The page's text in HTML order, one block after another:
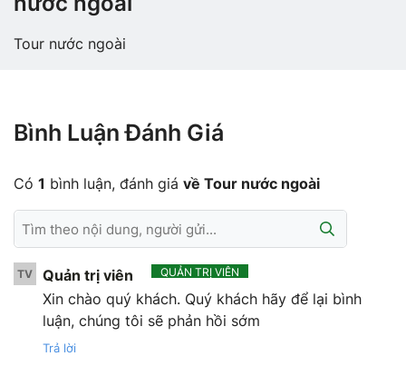
Tour nước ngoài
Bình Luận Đánh Giá
Có 1 bình luận, đánh giá về Tour nước ngoài
TV Quản trị viên QUẢN TRỊ VIÊN
Xin chào quý khách. Quý khách hãy để lại bình
luận, chúng tôi sẽ phản hồi sớm
Trả lời